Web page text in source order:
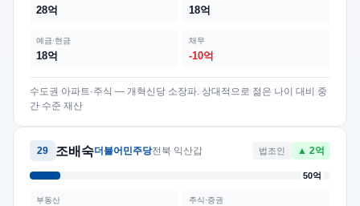
28억 18억
예금·현금
18억
채무
-10억
수도권 아파트·주식 — 개혁신당 소장파. 상대적으로 젊은 나이 대비 중
간 수준 재산
29 조배숙더불어민주당전북 익산갑 법조인 ▲ 2억
50억
부동산 주식·증권